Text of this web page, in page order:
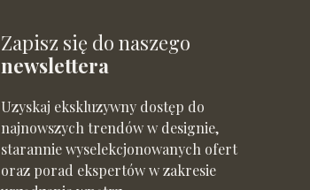
Zapisz się do naszego
newslettera
Uzyskaj ekskluzywny dostęp do
najnowszych trendów w designie,
starannie wyselekcjonowanych ofert
oraz porad ekspertów w zakresie